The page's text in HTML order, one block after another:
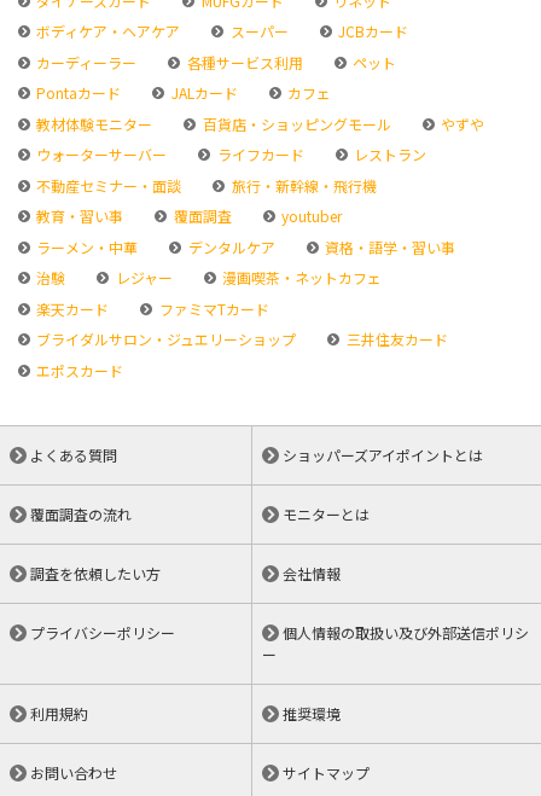
ボディケア・ヘアケア
スーパー
JCBカード
カーディーラー
各種サービス利用
ペット
Pontaカード
JALカード
カフェ
教材体験モニター
百貨店・ショッピングモール
やずや
ウォーターサーバー
ライフカード
レストラン
不動産セミナー・面談
旅行・新幹線・飛行機
教育・習い事
覆面調査
youtuber
ラーメン・中華
デンタルケア
資格・語学・習い事
治験
レジャー
漫画喫茶・ネットカフェ
楽天カード
ファミマTカード
ブライダルサロン・ジュエリーショップ
三井住友カード
エポスカード
よくある質問 ショッパーズアイポイントとは
覆面調査の流れ モニターとは
調査を依頼したい方 会社情報
プライバシーポリシー
個人情報の取扱い及び外部送信ポリシ
ー
利用規約 推奨環境
お問い合わせ サイトマップ